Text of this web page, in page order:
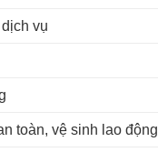
vụ
toàn, vệ sinh lao động